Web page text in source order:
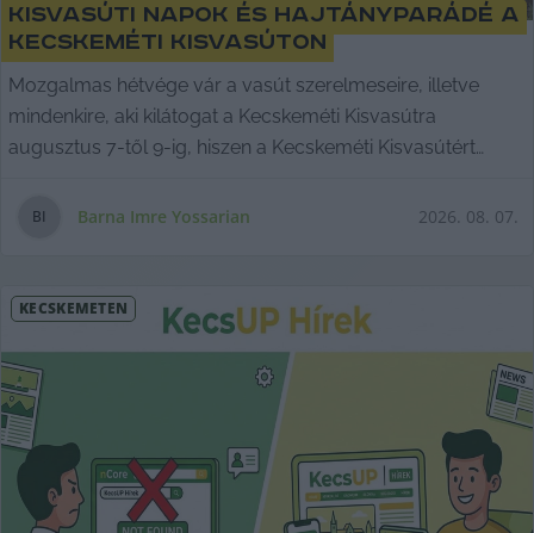
Kisvasúti Napok és Hajtányparádé a
Kecskeméti Kisvasúton
Mozgalmas hétvége vár a vasút szerelmeseire, illetve
mindenkire, aki kilátogat a Kecskeméti Kisvasútra
augusztus 7-től 9-ig, hiszen a Kecskeméti Kisvasútért
eseményként – a Kisvasúti Nap és Hajtányparádét.
BI Barna Imre Yossarian 2026. 08. 07.
KECSKEMÉTEN